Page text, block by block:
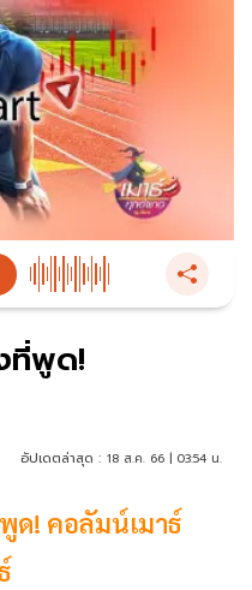
ที่พูด!
อัปเดตล่าสุด : 18 ส.ค. 66 | 03:54 น.
ด! คอลัมน์เมาธ์